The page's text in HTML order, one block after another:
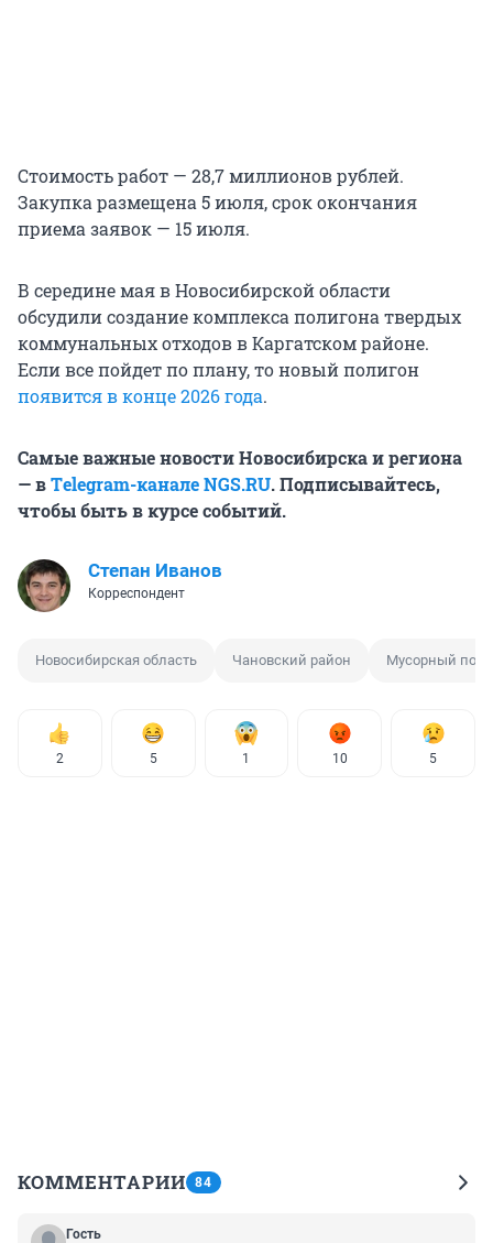
Стоимость работ — 28,7 миллионов рублей.
Закупка размещена 5 июля, срок окончания
приема заявок — 15 июля.
В середине мая в Новосибирской области
обсудили создание комплекса полигона твердых
коммунальных отходов в Каргатском районе.
Если все пойдет по плану, то новый полигон
появится в конце 2026 года.
Самые важные новости Новосибирска и региона
— вТelegram-канале NGS.RU. Подписывайтесь,
чтобы быть в курсе событий.
Степан Иванов
Корреспондент
Новосибирская область Чановский район Мусорный
2 5 1 10 5
КОММЕНТАРИИ 84
Гость